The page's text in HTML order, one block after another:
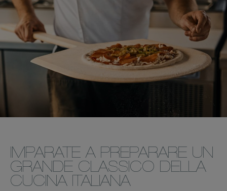
IMPARATE A PREPARARE UN
GRANDE CLASSICO DELLA
CUCINA ITALIANA